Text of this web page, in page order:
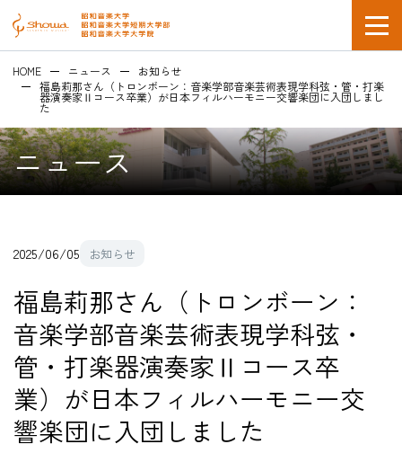
HOME ニュース
お知らせ
福島莉那さん（トロンボーン：音楽学部音楽芸術表現学科弦・管・打楽
器演奏家Ⅱコース卒業）が日本フィルハーモニー交響楽団に入団しまし
た
ニュース
2025/06/05 お知らせ
福島莉那さん（トロンボーン：
音楽学部音楽芸術表現学科弦・
管・打楽器演奏家Ⅱコース卒
業）が日本フィルハーモニー交
響楽団に入団しました